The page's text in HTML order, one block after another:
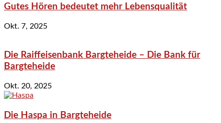
Gutes Hören bedeutet mehr Lebensqualität
Okt. 7, 2025
Die Raiffeisenbank Bargteheide – Die Bank für
Bargteheide
Okt. 20, 2025
Die Haspa in Bargteheide